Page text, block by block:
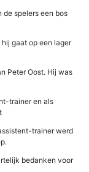
de spelers een bos
gaat op een lager
Peter Oost. Hij was
trainer en als
trainer werd
bedanken voor